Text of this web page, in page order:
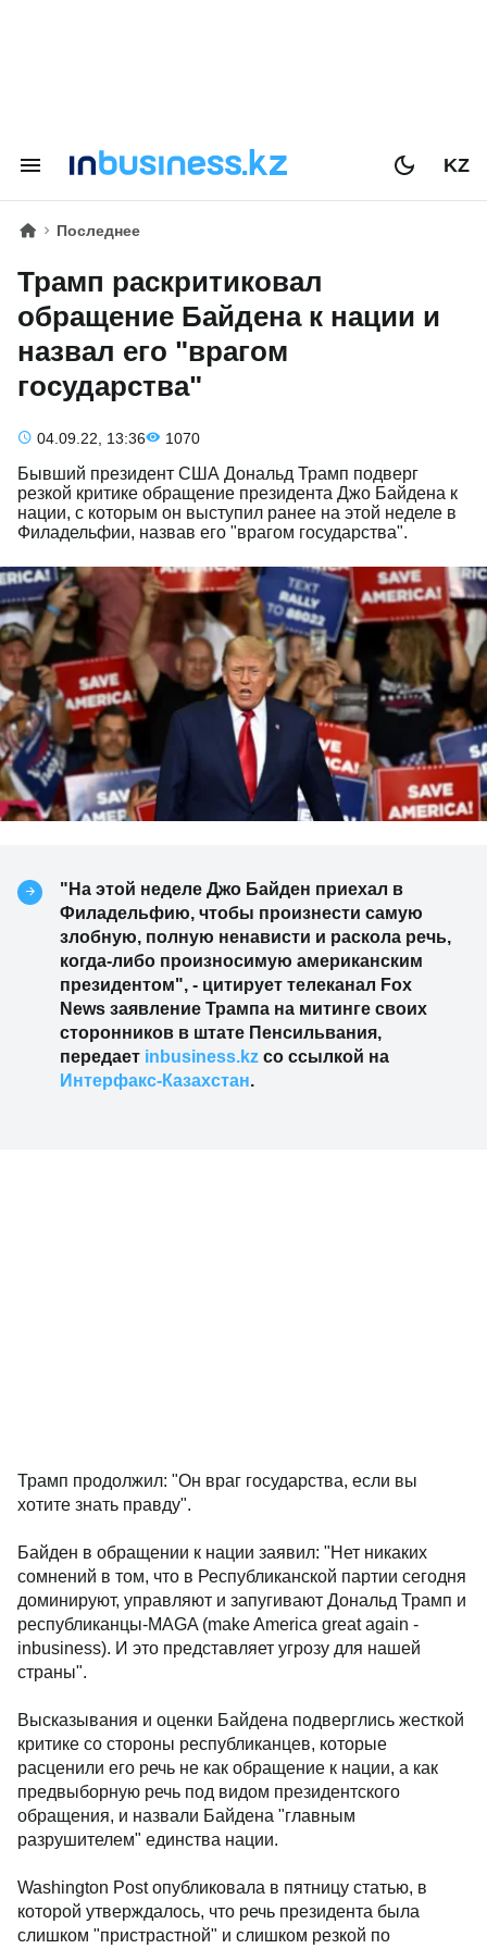
KZ
Последнее
Трамп раскритиковал
обращение Байдена к нации и
назвал его "врагом
государства"
04.09.22, 13:36 1070
Бывший президент США Дональд Трамп подверг
резкой критике обращение президента Джо Байдена к
нации, с которым он выступил ранее на этой неделе в
Филадельфии, назвав его "врагом государства".
"На этой неделе Джо Байден приехал в
Филадельфию, чтобы произнести самую
злобную, полную ненависти и раскола речь,
когда-либо произносимую американским
президентом", - цитирует телеканал Fox
News заявление Трампа на митинге своих
сторонников в штате Пенсильвания,
передает inbusiness.kz со ссылкой на
Интерфакс-Казахстан.
Трамп продолжил: "Он враг государства, если вы
хотите знать правду".
Байден в обращении к нации заявил: "Нет никаких
сомнений в том, что в Республиканской партии сегодня
доминируют, управляют и запугивают Дональд Трамп и
республиканцы-MAGA (make America great again -
inbusiness). И это представляет угрозу для нашей
страны".
Высказывания и оценки Байдена подверглись жесткой
критике со стороны республиканцев, которые
расценили его речь не как обращение к нации, а как
предвыборную речь под видом президентского
обращения, и назвали Байдена "главным
разрушителем" единства нации.
Washington Post опубликовала в пятницу статью, в
которой утверждалось, что речь президента была
слишком "пристрастной" и слишком резкой по